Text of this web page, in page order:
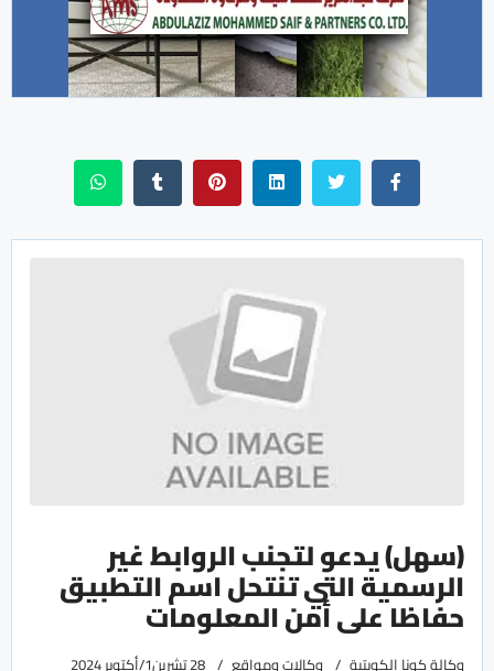
(سهل) يدعو لتجنب الروابط غير
الرسمية التي تنتحل اسم التطبيق
حفاظا على أمن المعلومات
وكالة كونا الكويتية وكالات ومواقع 28 تشرين1/أكتوير 2024